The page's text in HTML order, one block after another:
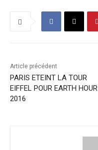
Article précédent
PARIS ETEINT LA TOUR
EIFFEL POUR EARTH HOUR
2016